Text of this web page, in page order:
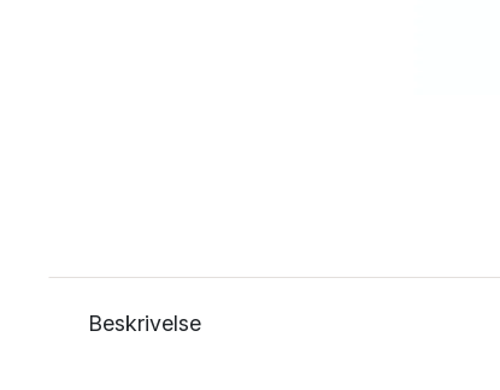
Beskrivelse